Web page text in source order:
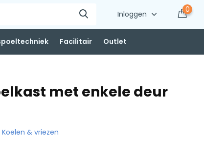
Inloggen
0
Facilitair Outlet
met enkele deur
Koelen & vriezen